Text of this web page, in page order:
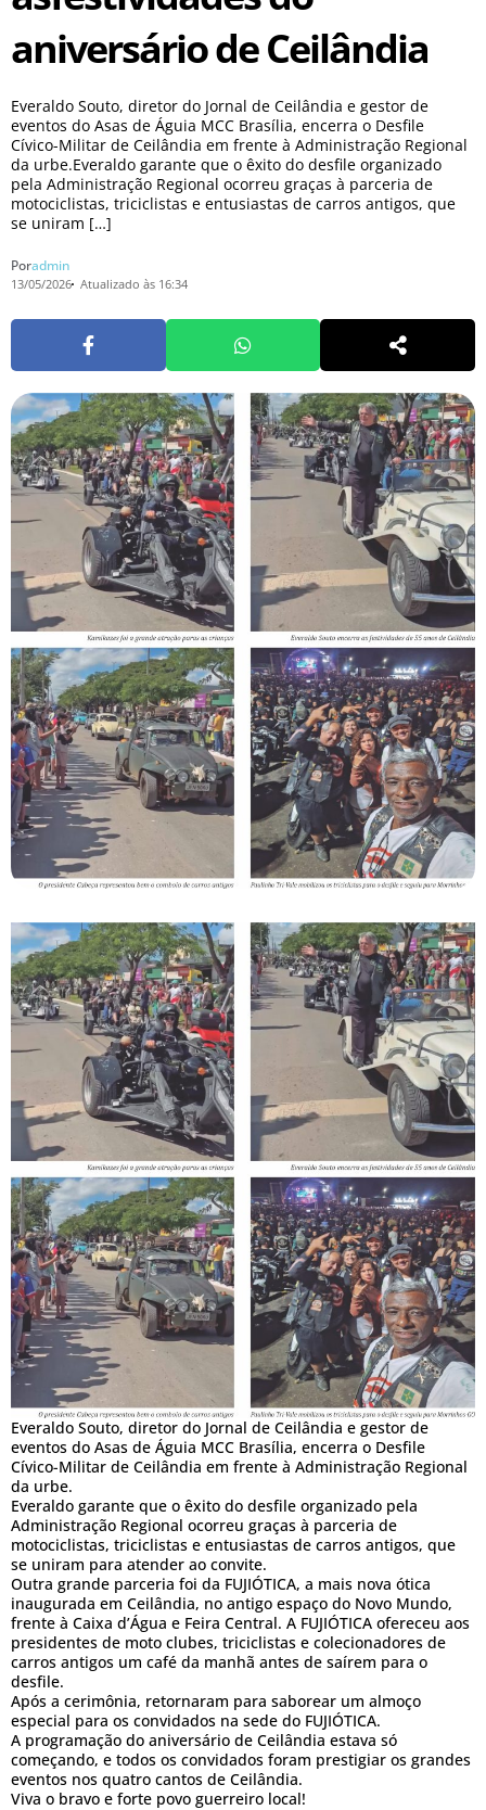
aniversário de Ceilândia
Everaldo Souto, diretor do Jornal de Ceilândia e gestor de
eventos do Asas de Águia MCC Brasília, encerra o Desfile
Cívico-Militar de Ceilândia em frente à Administração Regional
da urbe.Everaldo garante que o êxito do desfile organizado
pela Administração Regional ocorreu graças à parceria de
motociclistas, triciclistas e entusiastas de carros antigos, que
se uniram […]
Poradmin
13/05/2026 Atualizado às 16:34
Everaldo Souto, diretor do Jornal de Ceilândia e gestor de
eventos do Asas de Águia MCC Brasília, encerra o Desfile
Cívico-Militar de Ceilândia em frente à Administração Regional
da urbe.
Everaldo garante que o êxito do desfile organizado pela
Administração Regional ocorreu graças à parceria de
motociclistas, triciclistas e entusiastas de carros antigos, que
se uniram para atender ao convite.
Outra grande parceria foi da FUJIÓTICA, a mais nova ótica
inaugurada em Ceilândia, no antigo espaço do Novo Mundo,
frente à Caixa d’Água e Feira Central. A FUJIÓTICA ofereceu aos
presidentes de moto clubes, triciclistas e colecionadores de
carros antigos um café da manhã antes de saírem para o
desfile.
Após a cerimônia, retornaram para saborear um almoço
especial para os convidados na sede do FUJIÓTICA.
A programação do aniversário de Ceilândia estava só
começando, e todos os convidados foram prestigiar os grandes
eventos nos quatro cantos de Ceilândia.
Viva o bravo e forte povo guerreiro local!